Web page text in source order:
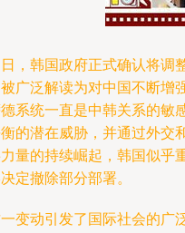
，韩国政府正式确认将调
广泛解读为对中国不断增
系统一直是中韩关系的敏
的潜在威胁，并通过外交
量的持续崛起，韩国似乎
定撤除部分部署。
变动引发了国际社会的广